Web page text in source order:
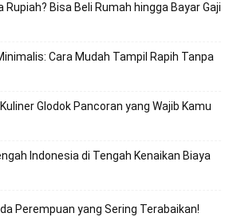
Rupiah? Bisa Beli Rumah hingga Bayar Gaji
Cara Mudah Tampil Rapih Tanpa
Glodok Pancoran yang Wajib Kamu
Indonesia di Tengah Kenaikan Biaya
Perempuan yang Sering Terabaikan!